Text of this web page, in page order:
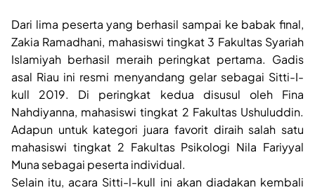
Dari lima peserta yang berhasil sampai ke babak final,
Zakia Ramadhani, mahasiswi tingkat 3 Fakultas Syariah
Islamiyah berhasil meraih peringkat pertama. Gadis
asal Riau ini resmi menyandang gelar sebagai Sitti-I-
kull 2019. Di peringkat kedua disusul oleh Fina
Nahdiyanna, mahasiswi tingkat 2 Fakultas Ushuluddin.
Adapun untuk kategori juara favorit diraih salah satu
mahasiswi tingkat 2 Fakultas Psikologi Nila Fariyyal
Muna sebagai peserta individual.
Selain itu, acara Sitti-l-kull ini akan diadakan kembali